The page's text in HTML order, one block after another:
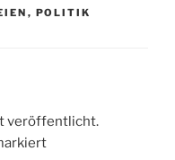
, POLITIK
veröffentlicht.